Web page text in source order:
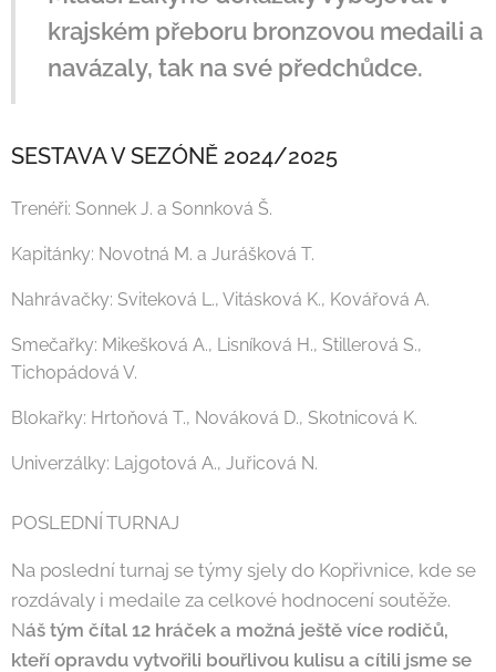
krajském přeboru bronzovou medaili a
navázaly, tak na své předchůdce.
SESTAVA V SEZÓNĚ 2024/2025
Trenéři: Sonnek J. a Sonnková Š.
Kapitánky: Novotná M. a Jurášková T.
Nahrávačky: Sviteková L., Vitásková K., Kovářová A.
Smečařky: Mikešková A., Lisníková H., Stillerová S.,
Tichopádová V.
Blokařky: Hrtoňová T., Nováková D., Skotnicová K.
Univerzálky: Lajgotová A., Juřicová N.
POSLEDNÍ TURNAJ
Na poslední turnaj se týmy sjely do Kopřivnice, kde se
rozdávaly i medaile za celkové hodnocení soutěže.
Náš tým čítal 12 hráček a možná ještě více rodičů,
kteří opravdu vytvořili bouřlivou kulisu a cítili jsme se